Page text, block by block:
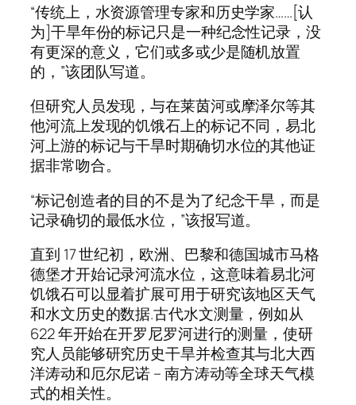
“传统上，水资源管理专家和历史学家……[认
为]干旱年份的标记只是一种纪念性记录，没
有更深的意义，它们或多或少是随机放置
的，”该团队写道。
但研究人员发现，与在莱茵河或摩泽尔等其
他河流上发现的饥饿石上的标记不同，易北
河上游的标记与干旱时期确切水位的其他证
据非常吻合。
“标记创造者的目的不是为了纪念干旱，而是
记录确切的最低水位，”该报写道。
直到 17 世纪初，欧洲、巴黎和德国城市马格
德堡才开始记录河流水位，这意味着易北河
饥饿石可以显着扩展可用于研究该地区天气
和水文历史的数据.古代水文测量，例如从
622 年开始在开罗尼罗河进行的测量，使研
究人员能够研究历史干旱并检查其与北大西
洋涛动和厄尔尼诺 – 南方涛动等全球天气模
式的相关性。